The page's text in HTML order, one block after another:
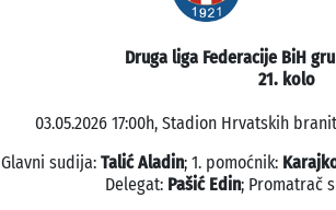
Druga liga Federacije BiH
21. kolo
03.05.2026 17:00h, Stadion Hrvatskih
Glavni sudija: Talić Aladin; 1. pomoćnik:
Delegat: Pašić Edin; Promatrač